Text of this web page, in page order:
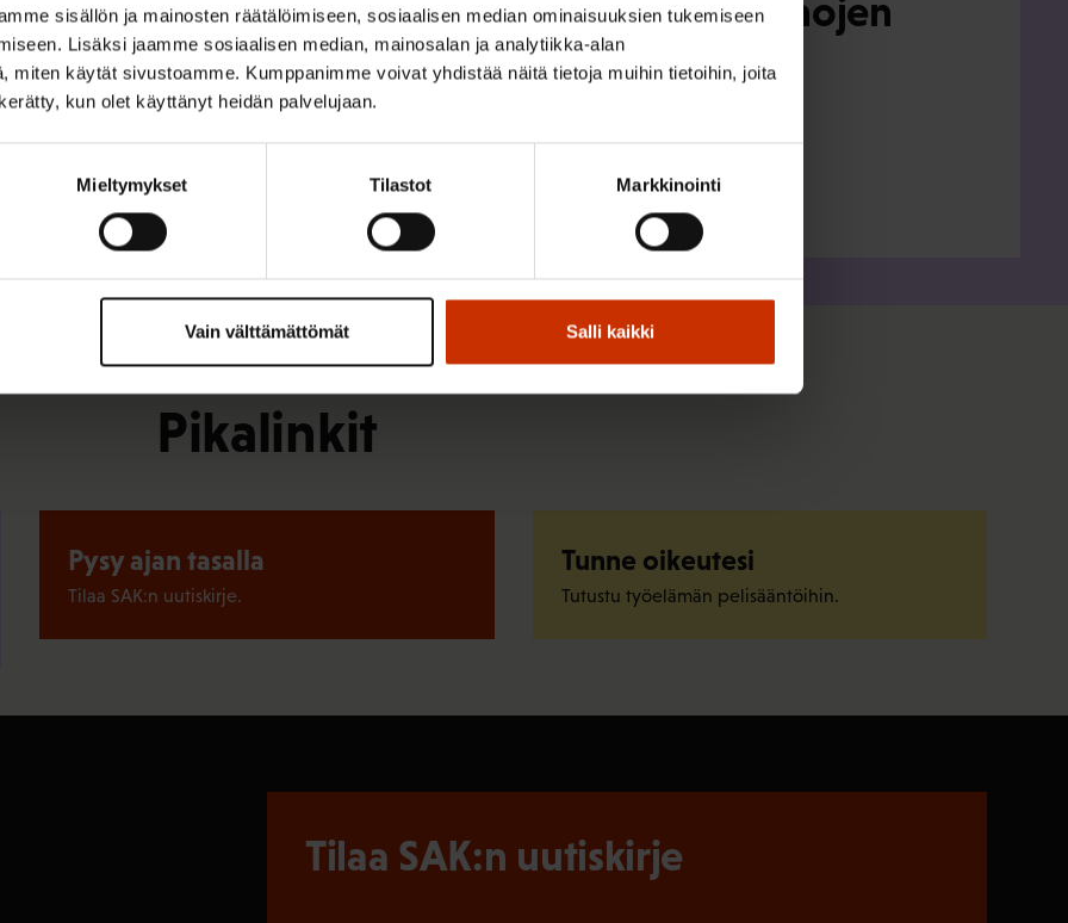
sisällön ja mainosten räätälöimiseen, sosiaalisen median ominaisuuksien tukemiseen
Lisäksi jaamme sosiaalisen median, mainosalan ja analytiikka-alan
miten käytät sivustoamme. Kumppanimme voivat yhdistää näitä tietoja muihin tietoihin, joita
kun olet käyttänyt heidän palvelujaan.
Mieltymykset Tilastot Markkinointi
Vain välttämättömät Salli kaikki
SAK:n kulttuuriapurahojen
haku vuodelle 2027
Pikalinkit
Pysy ajan tasalla
Tilaa SAK:n uutiskirje.
Tunne oikeutesi
Tutustu työelämän pelisääntöihin.
Tilaa SAK:n uutiskirje